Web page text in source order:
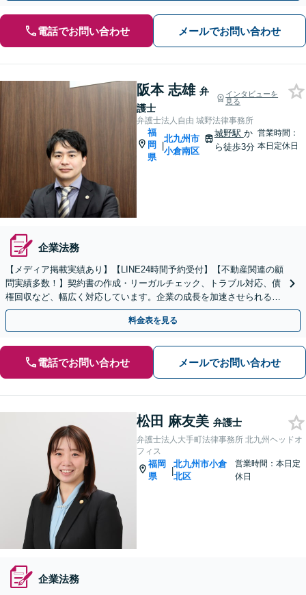
電話でお問い合わせ メールでお問い合わせ
阪本 志雄 弁
護士
インタビューを
見る
弁護士法人自由 城野法律事務所
福
岡
県
|
北九州市
小倉南区
城野駅 か
ら徒歩3分
営業時間：
本日定休日
企業法務
【メディア掲載実績あり】【LINE24時間予約受付】【不動産関連の顧
問実績多数！】契約書の作成・リーガルチェック、トラブル対応、債
権回収など、幅広く対応しています。企業の成長を加速させられるよ
うに、法的観点からしっかりサポートします。
料金表を見る
電話でお問い合わせ メールでお問い合わせ
松田 麻友美 弁護士
弁護士法人大手町法律事務所 北九州ヘッドオ
フィス
福岡
県
|
北九州市小倉
北区
営業時間：本日定
休日
企業法務